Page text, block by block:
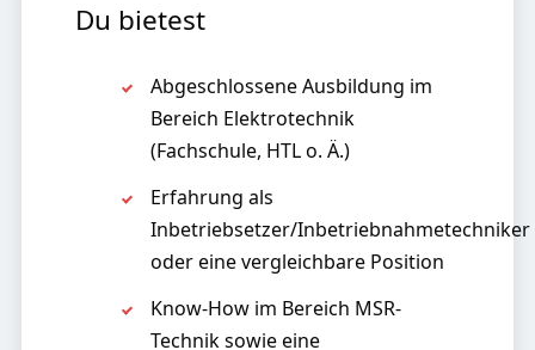
Du bietest
Abgeschlossene Ausbildung im
Bereich Elektrotechnik
(Fachschule, HTL o. Ä.)
Erfahrung als
Inbetriebsetzer/Inbetriebnahmetechniker
oder eine vergleichbare Position
Know-How im Bereich MSR-
Technik sowie eine